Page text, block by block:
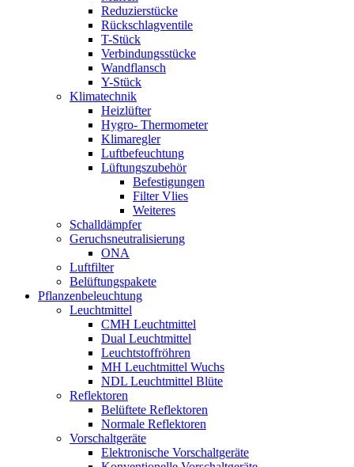
Reduzierstücke
Rückschlagventile
T-Stück
Verbindungsstücke
Wandflansch
Y-Stück
Klimatechnik
Heizlüfter
Hygro- Thermometer
Klimaregler
Luftbefeuchtung
Lüftungszubehör
Befestigungen
Filter Vlies
Weiteres
Schalldämpfer
Geruchsneutralisierung
ONA
Luftfilter
Belüftungspakete
Pflanzenbeleuchtung
Leuchtmittel
CMH Leuchtmittel
Dual Leuchtmittel
Leuchtstoffröhren
MH Leuchtmittel Wuchs
NDL Leuchtmittel Blüte
Reflektoren
Belüftete Reflektoren
Normale Reflektoren
Vorschaltgeräte
Elektronische Vorschaltgeräte